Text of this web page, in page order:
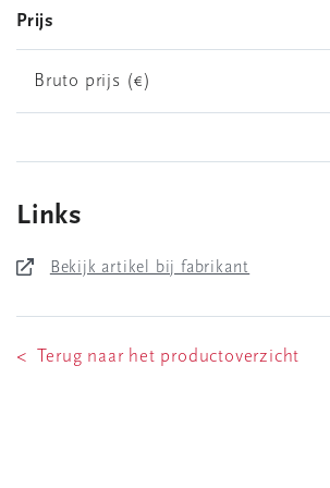
Prijs
Bruto prijs (€)
Links
Bekijk artikel bij fabrikant
< Terug naar het productoverzicht